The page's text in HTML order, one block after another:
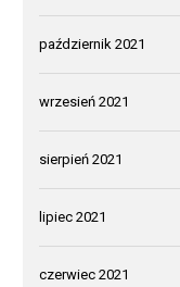
październik 2021
wrzesień 2021
sierpień 2021
lipiec 2021
czerwiec 2021